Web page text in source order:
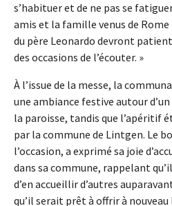
s’habituer et de ne pas se
amis et la famille venus de
du père Leonardo devront
des occasions de l’écouter. »
À l’issue de la messe, la
une ambiance festive autour
la paroisse, tandis que l’apéritif
par la commune de Lintgen. Le
l’occasion, a exprimé sa joie
dans sa commune, rappelant
d’en accueillir d’autres
qu’il serait prêt à offrir à nouveau